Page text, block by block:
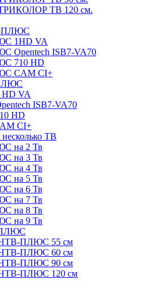
ТВ 120 см.
ПЛЮС
1HD VA
Opentech ISB7-VA70
710 HD
CAM CI+
HD VA
ISB7-VA70
HD
CI+
ТВ
на 2 Тв
на 3 Тв
на 4 Тв
на 5 Тв
на 6 Тв
на 7 Тв
на 8 Тв
на 9 Тв
НТВ-ПЛЮС 55 см
НТВ-ПЛЮС 60 см
НТВ-ПЛЮС 90 см
ПЛЮС 120 см